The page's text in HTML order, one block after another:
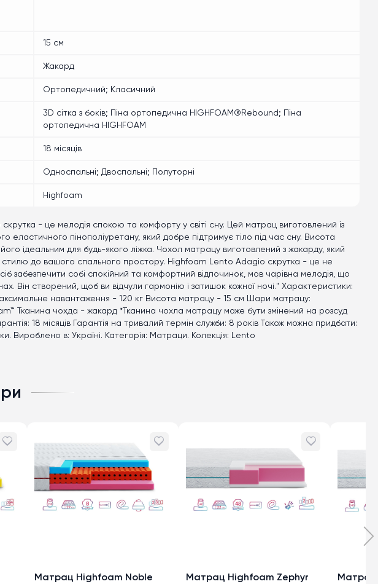
15 см
Жакард
Ортопедичний; Класичний
3D сітка з боків; Піна ортопедична HIGHFOAM®Rebound; Піна
ортопедична HIGHFOAM
18 місяців
Односпальні; Двоспальні; Полуторні
Highfoam
- це мелодія спокою та комфорту у світі сну. Цей матрац виготовлений із
еластичного пінополіуретану, який добре підтримує тіло під час сну. Висота
ідеальним для будь-якого ліжка. Чохол матрацу виготовлений з жакарду, який
стилю до вашого спального простору. Highfoam Lento Adagio скрутка - це не
забезпечити собі спокійний та комфортний відпочинок, мов чарівна мелодія, що
Він створений, щоб ви відчули гармонію і затишок кожної ночі." Характеристики:
навантаження - 120 кг Висота матрацу - 15 см Шари матрацу:
Тканина чохда - жакард *Тканина чохла матрацу може бути змінений на розсуд
18 місяців Гарантія на тривалий термін служби: 8 років Також можна придбати:
Вироблено в: Україні. Категорія: Матраци. Колекція: Lento
Матрац Highfoam Noble
Матрац Highfoam Zephyr
Матрац